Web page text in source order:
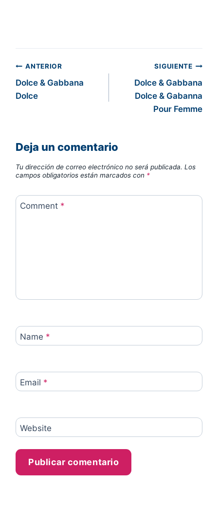
Navegación
de
ANTERIOR
Dolce & Gabbana
Dolce
SIGUIENTE
Dolce & Gabbana
Dolce & Gabanna
Pour Femme
Deja un comentario
Tu dirección de correo electrónico no será publicada. Los
campos obligatorios están marcados con *
Comment *
Name *
Email *
Website